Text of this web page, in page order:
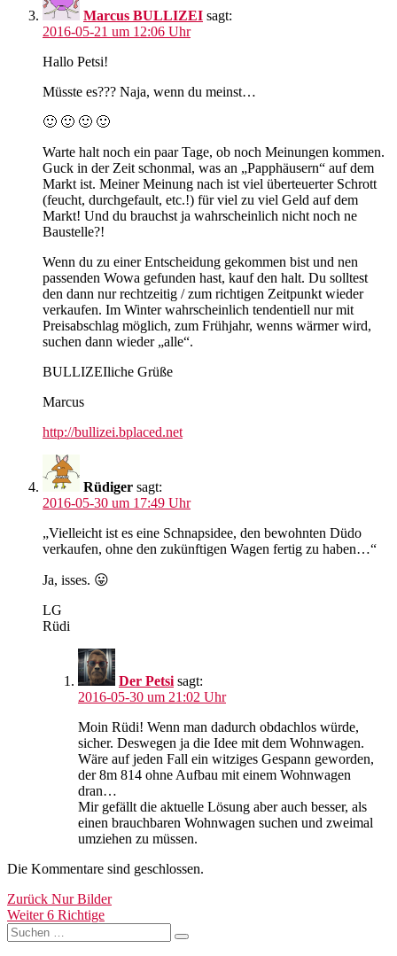
Marcus BULLIZEI sagt:
2016-05-21 um 12:06 Uhr
Hallo Petsi!
Müsste es??? Naja, wenn du meinst…
🙂 🙂 🙂 🙂
Warte halt noch ein paar Tage, ob noch Meinungen kommen.
Guck in der Zeit schonmal, was an „Papphäusern“ auf dem
Markt ist. Meiner Meinung nach ist viel überteuerter Schrott
(feucht, durchgefault, etc.!) für viel zu viel Geld auf dem
Markt! Und du brauchst ja wahrscheinlich nicht noch ne
Baustelle?!
Wenn du zu einer Entscheidung gekommen bist und nen
passenden Wowa gefunden hast, kauf den halt. Du solltest
den dann nur rechtzeitig / zum richtigen Zeitpunkt wieder
verkaufen. Im Winter wahrscheinlich tendentiell nur mit
Preisabschlag möglich, zum Frühjahr, wenns wärmer wird,
suchen dann wieder „alle“.
BULLIZEIliche Grüße
Marcus
http://bullizei.bplaced.net
Rüdiger sagt:
2016-05-30 um 17:49 Uhr
„Vielleicht ist es eine Schnapsidee, den bewohnten Düdo
verkaufen, ohne den zukünftigen Wagen fertig zu haben…“
Ja, isses. 😛
LG
Rüdi
Der Petsi sagt:
2016-05-30 um 21:02 Uhr
Moin Rüdi! Wenn man dadurch obdachlos würde,
sicher. Deswegen ja die Idee mit dem Wohnwagen.
Wäre auf jeden Fall ein witziges Gespann geworden,
der 8m 814 ohne Aufbau mit einem Wohnwagen
dran…
Mir gefällt die aktuelle Lösung aber auch besser, als
einen brauchbaren Wohnwagen suchen und zweimal
umziehen zu müssen.
Die Kommentare sind geschlossen.
Beitragsnavigation
Zurück Vorheriger
Beitrag:
Nur Bilder
Weiter Nächster
Beitrag:
6 Richtige
Suchen
nach:
Suchen